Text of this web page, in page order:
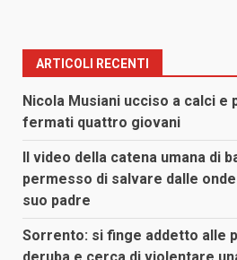
ARTICOLI RECENTI
Nicola Musiani ucciso a calci e
fermati quattro giovani
Il video della catena umana di
permesso di salvare dalle
suo padre
Sorrento: si finge addetto alle